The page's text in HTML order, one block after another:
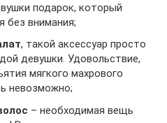
подарок, который
без внимания;
, такой аксессуар просто
девушки. Удовольствие,
мягкого махрового
невозможно;
– необходимая вещь